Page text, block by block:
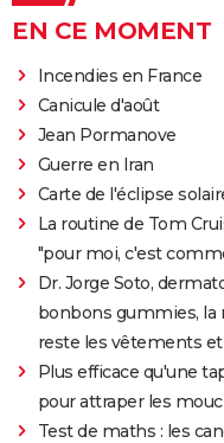
EN CE MOMENT
Incendies en France
Canicule d'août
Jean Pormanove
Guerre en Iran
Carte de l'éclipse
La routine de Tom
"pour moi, c'est
Dr. Jorge Soto,
bonbons gummies, la
reste les vêtements
Plus efficace qu'une
pour attraper les
Test de maths : les